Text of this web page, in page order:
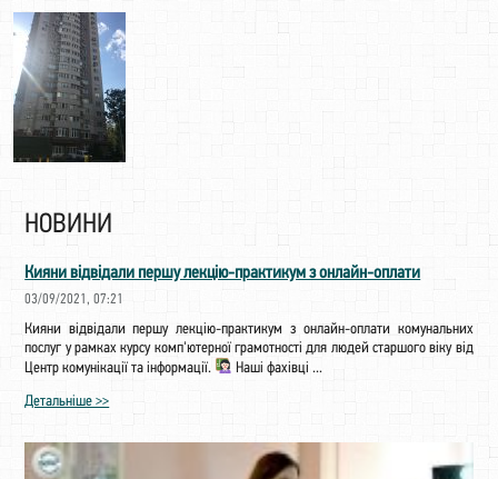
НОВИНИ
Кияни відвідали першу лекцію-практикум з онлайн-оплати
03/09/2021, 07:21
Кияни відвідали першу лекцію-практикум з онлайн-оплати комунальних
послуг у рамках курсу комп'ютерної грамотності для людей старшого віку від
Центр комунікації та інформації.
Наші фахівці ...
Детальніше >>